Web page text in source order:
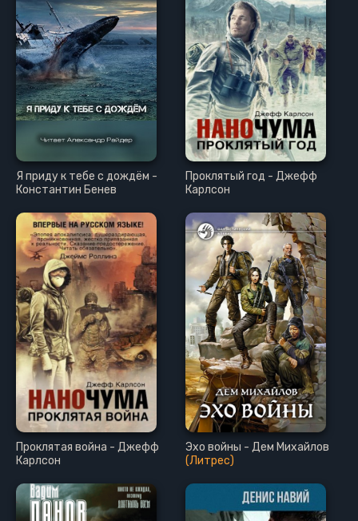
Я приду к тебе с дождём -
Константин Бенев
Проклятый год - Джефф
Карлсон
Проклятая война - Джефф
Карлсон
Эхо войны - Дем Михайлов
(Литрес)